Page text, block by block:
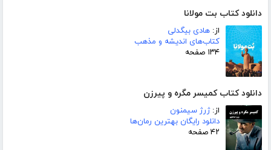
دانلود کتاب بت مولانا
از: هادی بیگدلی
کتاب‌های اندیشه و مذهب
۱۳۴ صفحه
دانلود کتاب کمیسر مگره و پیرزن
از:ژرژ سیمنون
دانلود رایگان بهترین رمان‌ها
۴۲ صفحه